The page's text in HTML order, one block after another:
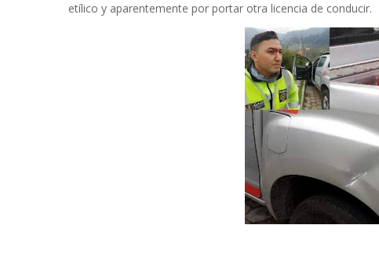
etílico y aparentemente por portar otra licencia de conducir.